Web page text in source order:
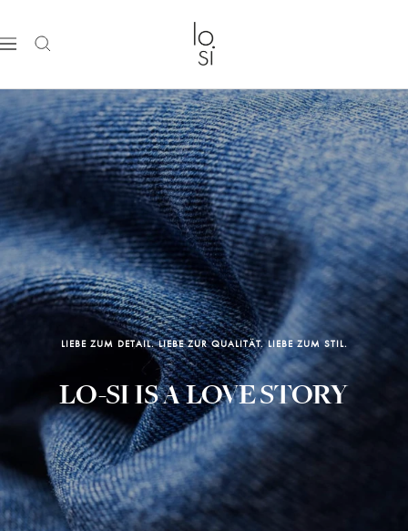
Inhalt
Navigation
Lo-
Si
LIEBE ZUM DETAIL. LIEBE ZUR QUALITÄT. LIEBE ZUM STIL.
LO-SI IS A LOVE STORY